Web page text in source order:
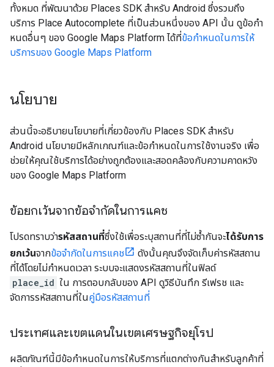
ทั้งหมด ที่พัฒนาด้วย Places SDK สำหรับ Android ซึ่งรวมถึง
บริการ Place Autocomplete ที่เป็นส่วนหนึ่งของ API นั้น ดูข้อกำ
หนดอื่นๆ ของ Google Maps Platform ได้ที่ข้อกำหนดในการให้
บริการของ Google Maps Platform
นโยบาย
ส่วนนี้จะอธิบายนโยบายที่เกี่ยวข้องกับ Places SDK สำหรับ
Android นโยบายมีหลักเกณฑ์และข้อกำหนดในการใช้งานจริง เพื่อ
ช่วยให้คุณใช้บริการได้อย่างถูกต้องและสอดคล้องกับความคาดหวัง
ของ Google Maps Platform
ข้อยกเว้นจากข้อจำกัดในการแคช
โปรดทราบว่ารหัสสถานที่ซึ่งใช้เพื่อระบุสถานที่ที่ไม่ซ้ำกันจะได้รับการ
ยกเว้นจากข้อจำกัดในการแคช
ดังนั้นคุณจึงจัดเก็บค่ารหัสสถาน
ที่ได้โดยไม่กำหนดเวลา ระบบจะแสดงรหัสสถานที่ในฟิลด์
place_id ใน การตอบกลับของ API ดูวิธีบันทึก รีเฟรช และ
จัดการรหัสสถานที่ในคู่มือรหัสสถานที่
ประเทศและเขตแดนในเขตเศรษฐกิจยุโรป
ผลิตภัณฑ์นี้มีข้อกำหนดในการให้บริการที่แตกต่างกันสำหรับลูกค้าที่